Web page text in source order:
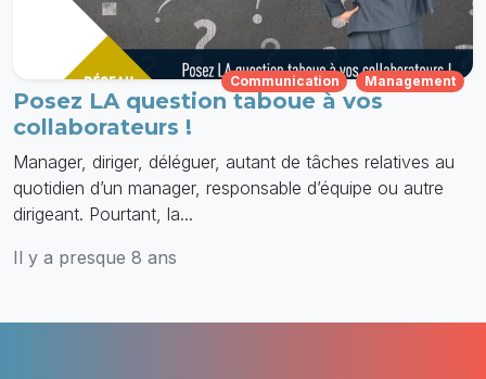
Communication Management
Posez LA question taboue à vos
collaborateurs !
Manager, diriger, déléguer, autant de tâches relatives au
quotidien d’un manager, responsable d’équipe ou autre
dirigeant. Pourtant, la...
Il y a presque 8 ans